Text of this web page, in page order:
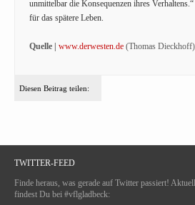
unmittelbar die Konsequenzen ihres
für das spätere Leben.
Quelle | www.derwesten.de (Thomas Dieckhoff)
Diesen Beitrag teilen:
TWITTER-FEED
Finde heraus, was gerade auf Twitter passiert!
findest Du bei #vflgladbeck: